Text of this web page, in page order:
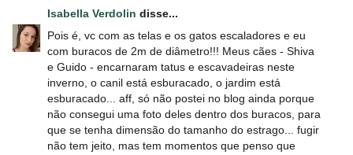
Isabella Verdolin disse...
Pois é, vc com as telas e os gatos escaladores e eu
com buracos de 2m de diâmetro!!! Meus cães - Shiva
e Guido - encarnaram tatus e escavadeiras neste
inverno, o canil está esburacado, o jardim está
esburacado... aff, só não postei no blog ainda porque
não consegui uma foto deles dentro dos buracos, para
que se tenha dimensão do tamanho do estrago... fugir
não tem jeito, mas tem momentos que penso que